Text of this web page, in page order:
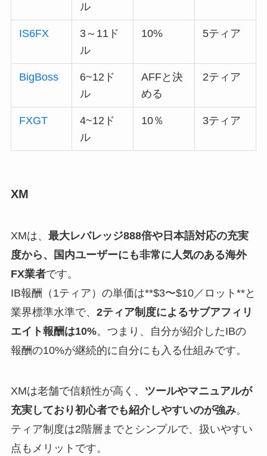
ル
IS6FX
3～11ド
ル
10% 5ティア
BigBoss
6~12ド
ル
AFFと決
める
2ティア
FXGT
4~12ド
ル
10％ 3ティア
XM
XMは、 最大レバレッジ888倍や日本語対応の充実
度から、国内ユーザーにも非常に人気のある海外
FX業者です。
IB報酬（1ティア）の単価は**$3〜$10／ロット**と
業界標準水準で、 2ティア制度によるサブアフィリ
エイト報酬は10%。つまり、自分が紹介したIBの
報酬の10%が継続的に自分にも入る仕組みです。
XMは老舗で信頼性が高く、 ツールやマニュアルが
充実しており初心者でも紹介しやすいのが強み。
ティア制度は2階層までとシンプルで、扱いやすい
点もメリットです。